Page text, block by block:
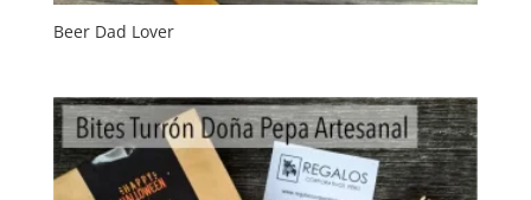
Beer Dad Lover